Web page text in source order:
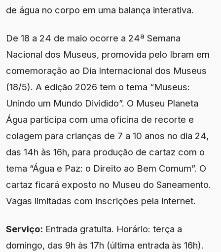
de água no corpo em uma balança interativa.
De 18 a 24 de maio ocorre a 24ª Semana
Nacional dos Museus, promovida pelo Ibram em
comemoração ao Dia Internacional dos Museus
(18/5). A edição 2026 tem o tema “Museus:
Unindo um Mundo Dividido”. O Museu Planeta
Água participa com uma oficina de recorte e
colagem para crianças de 7 a 10 anos no dia 24,
das 14h às 16h, para produção de cartaz com o
tema “Água e Paz: o Direito ao Bem Comum”. O
cartaz ficará exposto no Museu do Saneamento.
Vagas limitadas com inscrições pela internet.
Serviço: Entrada gratuita. Horário: terça a
domingo, das 9h às 17h (última entrada às 16h).